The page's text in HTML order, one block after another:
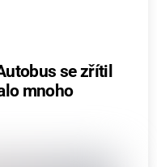
se zřítil
mnoho